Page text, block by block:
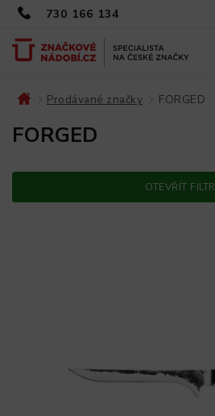
730 166 134
Prodávané značky FORGED
FORGED
OTEVŘÍT FILTR